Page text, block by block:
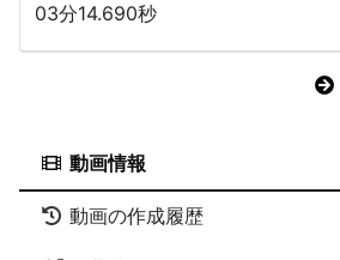
03分14.690秒
動画情報
動画の作成履歴